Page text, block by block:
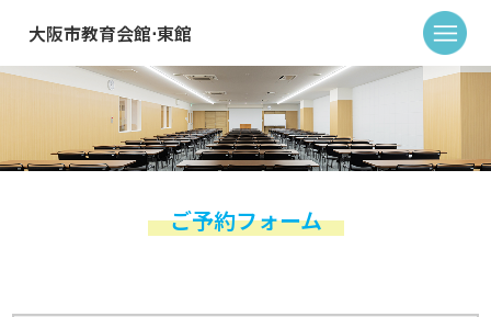
大阪市教育会館⋅東館
ご予約フォーム